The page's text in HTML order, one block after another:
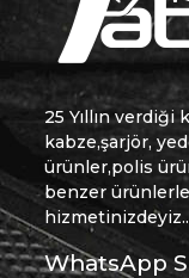
25 Yıllın
kabze,şarjör,
ürünler,polis
benzer
hizmetinizdeyiz..
WhatsApp